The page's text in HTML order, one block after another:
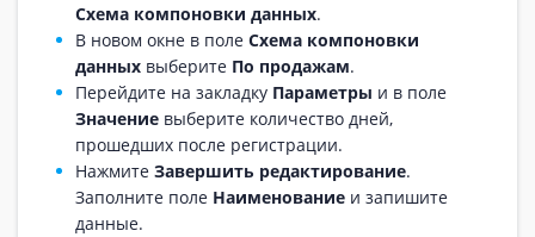
Схема компоновки данных.
В новом окне в поле Схема компоновки
данных выберите По продажам.
Перейдите на закладку Параметры и в поле
Значение выберите количество дней,
прошедших после регистрации.
Нажмите Завершить редактирование.
Заполните поле Наименование и запишите
данные.